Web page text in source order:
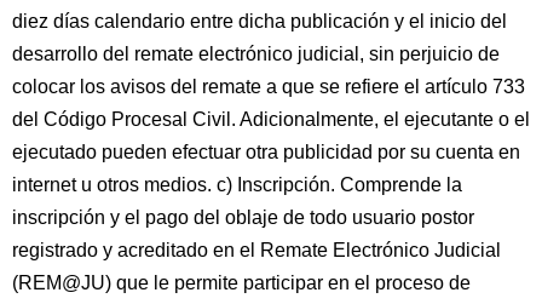
diez días calendario entre dicha publicación y el inicio del
desarrollo del remate electrónico judicial, sin perjuicio de
colocar los avisos del remate a que se refiere el artículo 733
del Código Procesal Civil. Adicionalmente, el ejecutante o el
ejecutado pueden efectuar otra publicidad por su cuenta en
internet u otros medios. c) Inscripción. Comprende la
inscripción y el pago del oblaje de todo usuario postor
registrado y acreditado en el Remate Electrónico Judicial
(REM@JU) que le permite participar en el proceso de